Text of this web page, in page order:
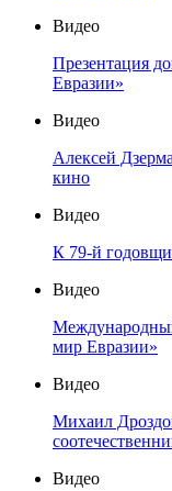
Видео
Презентация
Евразии»
Видео
Алексей
кино
Видео
К 79-й
Видео
мир Евразии»
Видео
Михаил
Видео